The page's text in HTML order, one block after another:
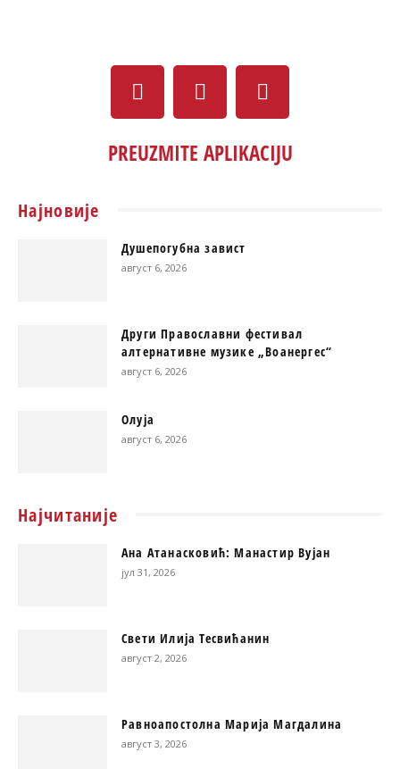
PREUZMITE APLIKACIJU
Најновије
Душепогубна завист
август 6, 2026
Други Православни фестивал
алтернативне музике „Воанергес“
август 6, 2026
Олуја
август 6, 2026
Најчитаније
Ана Атанасковић: Манастир Вујан
јул 31, 2026
Свети Илија Тесвићанин
август 2, 2026
Равноапостолна Марија Магдалина
август 3, 2026